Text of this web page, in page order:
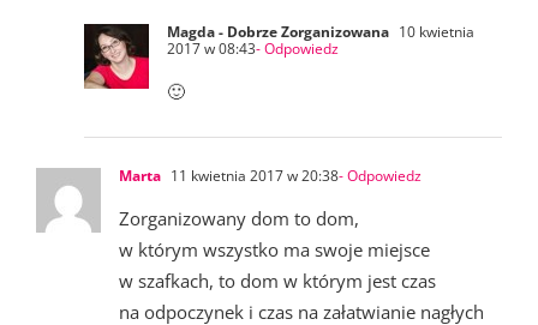
Magda - Dobrze Zorganizowana 10 kwietnia
2017 w 08:43- Odpowiedz
🙂
Marta 11 kwietnia 2017 w 20:38- Odpowiedz
Zorganizowany dom to dom,
w którym wszystko ma swoje miejsce
w szafkach, to dom w którym jest czas
na odpoczynek i czas na załatwianie nagłych